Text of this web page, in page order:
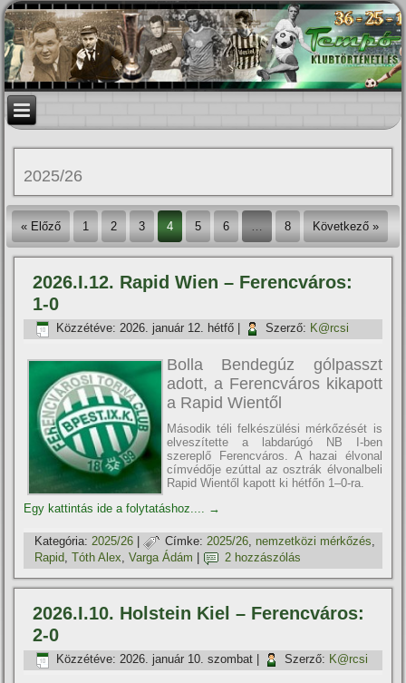
2025/26
« Előző 1 2 3 4 5 6 … 8 Következő »
2026.I.12. Rapid Wien – Ferencváros:
1-0
Közzétéve: 2026. január 12. hétfő Szerző: K@rcsi
Bolla Bendegúz gólpasszt
adott, a Ferencváros kikapott
a Rapid Wientől
Második téli felkészülési mérkőzését is
elveszítette a labdarúgó NB I-ben
szereplő Ferencváros. A hazai élvonal
címvédője ezúttal az osztrák élvonalbeli
Rapid Wientől kapott ki hétfőn 1–0-ra.
Egy kattintás ide a folytatáshoz.... →
Kategória: 2025/26 | Címke: 2025/26, nemzetközi mérkőzés,
Rapid,Tóth Alex,Varga Ádám 2 hozzászólás
2026.I.10. Holstein Kiel – Ferencváros:
2-0
Közzétéve: 2026. január 10. szombat Szerző: K@rcsi